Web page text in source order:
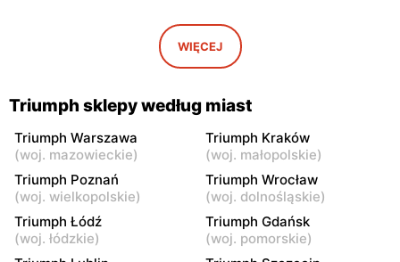
Warszawa, ul. Wałbrzyska
Triumph
Warszawa, ul. Puławska
246
Triumph
Warszawa, ul.
Ostrobramska 75C
Triumph
93
Triumph
Warszawa, ul. Annopol 2
Triumph
Warszawa, ul. plac
Czerwca 1976 Roku 6
Triumph Triumph
WIĘCEJ
Triumph sklepy według miast
Triumph Warszawa
(woj. mazowieckie)
Triumph Kraków
(woj. małopolskie)
Triumph Poznań
(woj. wielkopolskie)
Triumph Wrocław
(woj. dolnośląskie)
Triumph Łódź
(woj. łódzkie)
Triumph Gdańsk
(woj. pomorskie)